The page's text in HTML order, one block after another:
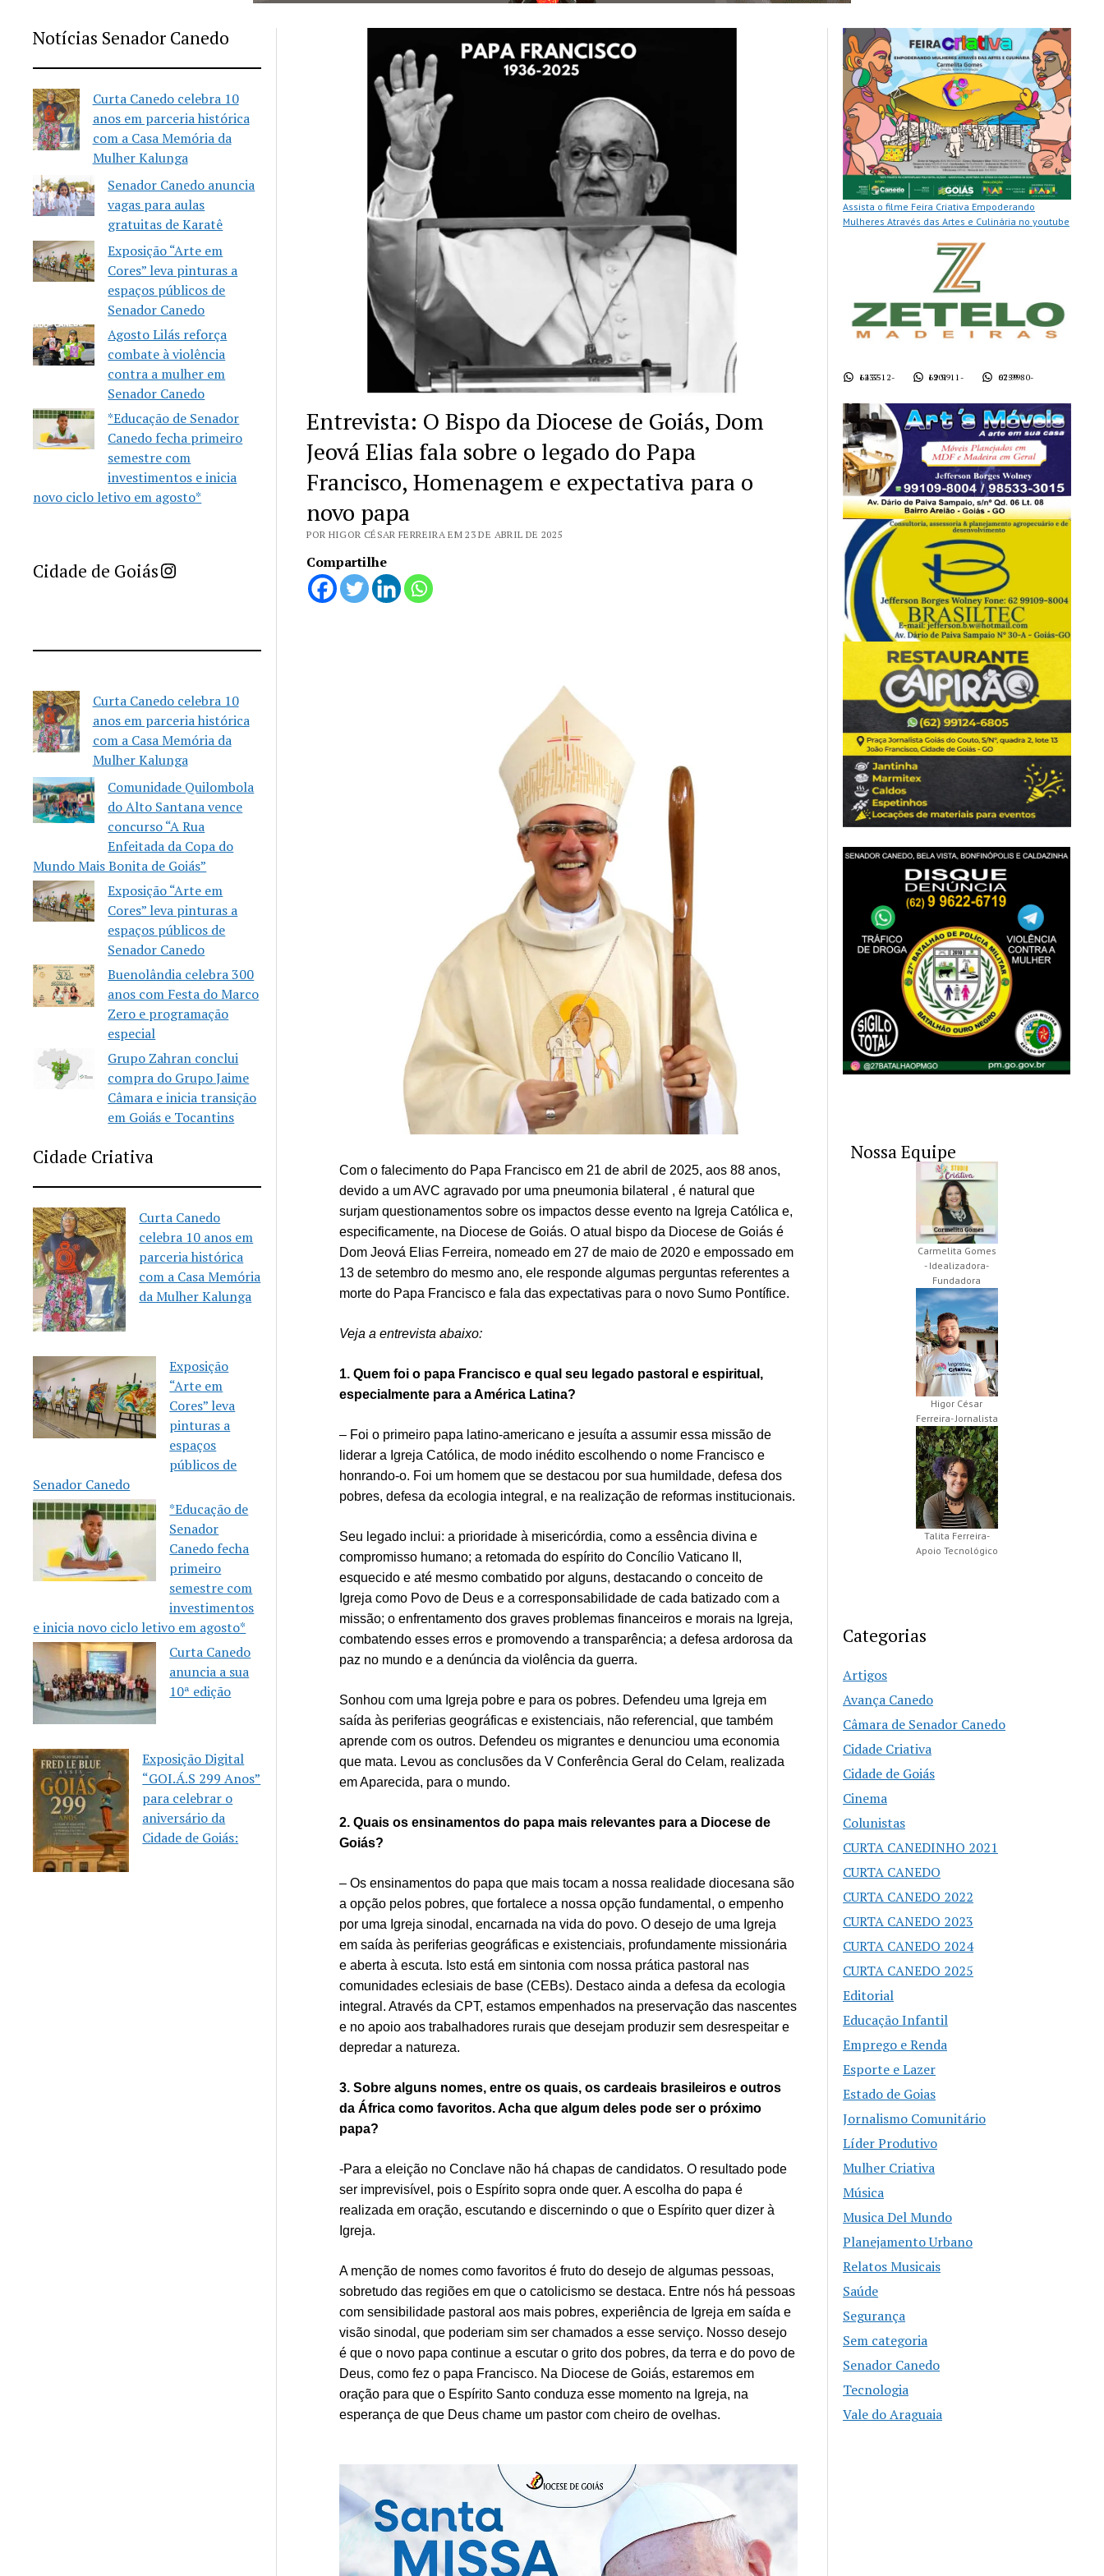
Notícias Senador Canedo
Curta Canedo celebra 10
anos em parceria histórica
com a Casa Memória da
Mulher Kalunga
Senador Canedo anuncia
vagas para aulas
gratuitas de Karatê
Exposição “Arte em
Cores” leva pinturas a
espaços públicos de
Senador Canedo
Agosto Lilás reforça
combate à violência
contra a mulher em
Senador Canedo
*Educação de Senador
Canedo fecha primeiro
semestre com
investimentos e inicia
novo ciclo letivo em agosto*
Cidade de GoiásImprensa Criativa da Cidade de Goiás
Curta Canedo celebra 10
anos em parceria histórica
com a Casa Memória da
Mulher Kalunga
Comunidade Quilombola
do Alto Santana vence
concurso “A Rua
Enfeitada da Copa do
Mundo Mais Bonita de Goiás”
Exposição “Arte em
Cores” leva pinturas a
espaços públicos de
Senador Canedo
Buenolândia celebra 300
anos com Festa do Marco
Zero e programação
especial
Grupo Zahran conclui
compra do Grupo Jaime
Câmara e inicia transição
em Goiás e Tocantins
Cidade Criativa
Curta Canedo
celebra 10 anos em
parceria histórica
com a Casa Memória
da Mulher Kalunga
Exposição
“Arte em
Cores” leva
pinturas a
espaços
públicos de
Senador Canedo
*Educação de
Senador
Canedo fecha
primeiro
semestre com
investimentos
e inicia novo ciclo letivo em agosto*
Curta Canedo
anuncia a sua
10ª edição
Exposição Digital
“GOI.Á.S 299 Anos”
para celebrar o
aniversário da
Cidade de Goiás:
Entrevista: O Bispo da Diocese de Goiás, Dom
Jeová Elias fala sobre o legado do Papa
Francisco, Homenagem e expectativa para o
novo papa
POR HIGOR CÉSAR FERREIRA EM 23 DE ABRIL DE 2025
Compartilhe
Com o falecimento do Papa Francisco em 21 de abril de 2025, aos 88 anos,
devido a um AVC agravado por uma pneumonia bilateral ​, é natural que
surjam questionamentos sobre os impactos desse evento na Igreja Católica e,
especificamente, na Diocese de Goiás. O atual bispo da Diocese de Goiás é
Dom Jeová Elias Ferreira, nomeado em 27 de maio de 2020 e empossado em
13 de setembro do mesmo ano, ele responde algumas perguntas referentes a
morte do Papa Francisco e fala das expectativas para o novo Sumo Pontífice.
Veja a entrevista abaixo:
1. Quem foi o papa Francisco e qual seu legado pastoral e espiritual,
especialmente para a América Latina?
– Foi o primeiro papa latino-americano e jesuíta a assumir essa missão de
liderar a Igreja Católica, de modo inédito escolhendo o nome Francisco e
honrando-o. Foi um homem que se destacou por sua humildade, defesa dos
pobres, defesa da ecologia integral, e na realização de reformas institucionais.
Seu legado inclui: a prioridade à misericórdia, como a essência divina e
compromisso humano; a retomada do espírito do Concílio Vaticano II,
esquecido e até mesmo combatido por alguns, destacando o conceito de
Igreja como Povo de Deus e a corresponsabilidade de cada batizado com a
missão; o enfrentamento dos graves problemas financeiros e morais na Igreja,
combatendo esses erros e promovendo a transparência; a defesa ardorosa da
paz no mundo e a denúncia da violência da guerra.
Sonhou com uma Igreja pobre e para os pobres. Defendeu uma Igreja em
saída às periferias geográficas e existenciais, não referencial, que também
aprende com os outros. Defendeu os migrantes e denunciou uma economia
que mata. Levou as conclusões da V Conferência Geral do Celam, realizada
em Aparecida, para o mundo.
2. Quais os ensinamentos do papa mais relevantes para a Diocese de
Goiás?
– Os ensinamentos do papa que mais tocam a nossa realidade diocesana são
a opção pelos pobres, que fortalece a nossa opção fundamental, o empenho
por uma Igreja sinodal, encarnada na vida do povo. O desejo de uma Igreja
em saída às periferias geográficas e existenciais, profundamente missionária
e aberta à escuta. Isto está em sintonia com nossa prática pastoral nas
comunidades eclesiais de base (CEBs). Destaco ainda a defesa da ecologia
integral. Através da CPT, estamos empenhados na preservação das nascentes
e no apoio aos trabalhadores rurais que desejam produzir sem desrespeitar e
depredar a natureza.
3. Sobre alguns nomes, entre os quais, os cardeais brasileiros e outros
da África como favoritos. Acha que algum deles pode ser o próximo
papa?
-Para a eleição no Conclave não há chapas de candidatos. O resultado pode
ser imprevisível, pois o Espírito sopra onde quer. A escolha do papa é
realizada em oração, escutando e discernindo o que o Espírito quer dizer à
Igreja.
A menção de nomes como favoritos é fruto do desejo de algumas pessoas,
sobretudo das regiões em que o catolicismo se destaca. Entre nós há pessoas
com sensibilidade pastoral aos mais pobres, experiência de Igreja em saída e
visão sinodal, que poderiam sim ser chamados a esse serviço. Nosso desejo
é que o novo papa continue a escutar o grito dos pobres, da terra e do povo de
Deus, como fez o papa Francisco. Na Diocese de Goiás, estaremos em
oração para que o Espírito Santo conduza esse momento na Igreja, na
esperança de que Deus chame um pastor com cheiro de ovelhas.
Assista o filme Feira Criativa Empoderando
Mulheres Através das Artes e Culinária no youtube
62 3512-1437 62 9911-1901 62 9980-0759
Nossa Equipe
Carmelita Gomes
- Idealizadora-
Fundadora
Higor César
Ferreira- Jornalista
Talita Ferreira-
Apoio Tecnológico
Categorias
Artigos
Avança Canedo
Câmara de Senador Canedo
Cidade Criativa
Cidade de Goiás
Cinema
Colunistas
CURTA CANEDINHO 2021
CURTA CANEDO
CURTA CANEDO 2022
CURTA CANEDO 2023
CURTA CANEDO 2024
CURTA CANEDO 2025
Editorial
Educação Infantil
Emprego e Renda
Esporte e Lazer
Estado de Goias
Jornalismo Comunitário
Líder Produtivo
Mulher Criativa
Música
Musica Del Mundo
Planejamento Urbano
Relatos Musicais
Saúde
Segurança
Sem categoria
Senador Canedo
Tecnologia
Vale do Araguaia